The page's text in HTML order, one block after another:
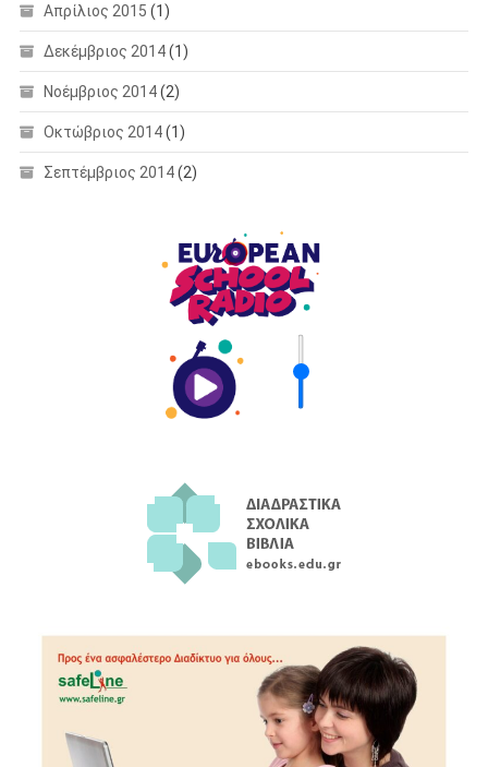
Απρίλιος 2015 (1)
Δεκέμβριος 2014(1)
Νοέμβριος 2014(2)
Οκτώβριος 2014(1)
Σεπτέμβριος 2014(2)